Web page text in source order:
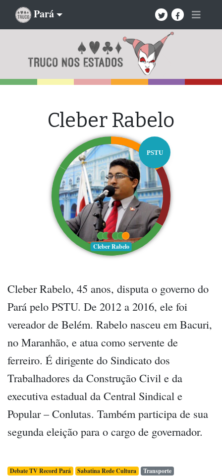
Pará
Cleber Rabelo
PSTU
Cleber Rabelo
Cleber Rabelo, 45 anos, disputa o governo do
Pará pelo PSTU. De 2012 a 2016, ele foi
vereador de Belém. Rabelo nasceu em Bacuri,
no Maranhão, e atua como servente de
ferreiro. É dirigente do Sindicato dos
Trabalhadores da Construção Civil e da
executiva estadual da Central Sindical e
Popular – Conlutas. Também participa de sua
segunda eleição para o cargo de governador.
Debate TV Record Pará Sabatina Rede Cultura
Transporte